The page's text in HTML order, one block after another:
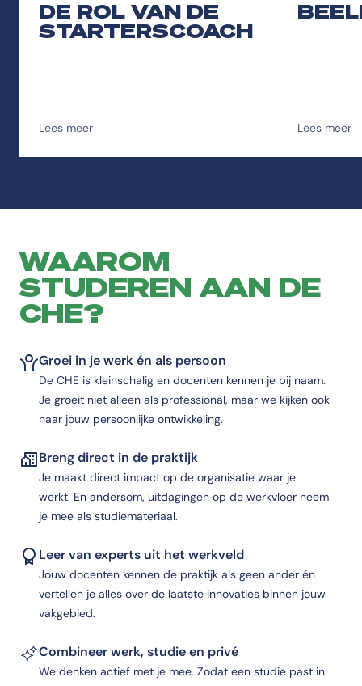
DE ROL VAN DE
STARTERSCOACH
Lees meer Lees meer
WAAROM
STUDEREN AAN DE
CHE?
Groei in je werk én als persoon
De CHE is kleinschalig en docenten kennen je bij naam.
Je groeit niet alleen als professional, maar we kijken ook
naar jouw persoonlijke ontwikkeling.
Breng direct in de praktijk
Je maakt direct impact op de organisatie waar je
werkt. En andersom, uitdagingen op de werkvloer neem
je mee als studiemateriaal.
Leer van experts uit het werkveld
Jouw docenten kennen de praktijk als geen ander én
vertellen je alles over de laatste innovaties binnen jouw
vakgebied.
Combineer werk, studie en privé
We denken actief met je mee. Zodat een studie past in